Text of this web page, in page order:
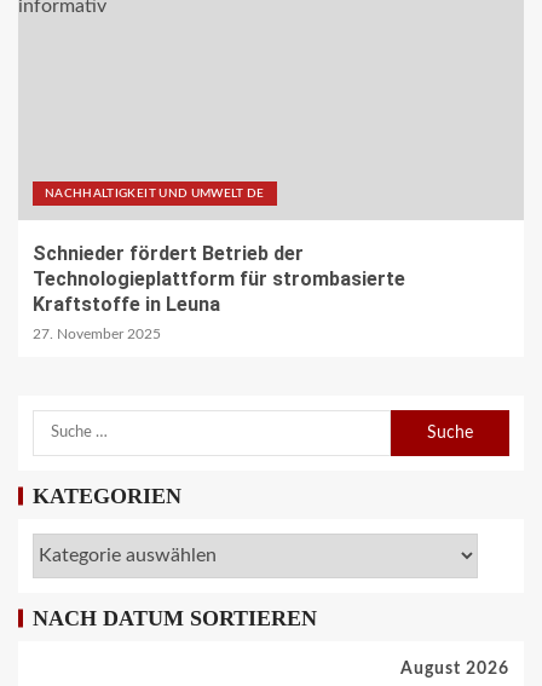
NACHHALTIGKEIT UND UMWELT DE
Schnieder fördert Betrieb der
Technologieplattform für strombasierte
Kraftstoffe in Leuna
27. November 2025
KATEGORIEN
NACH DATUM SORTIEREN
August 2026
REISECAR- UND LINIENBUS-PRODUZENTEN DE
RDA-Projekt soll Lade- und
Tramhaltestelle «Bahnhofquai» wird